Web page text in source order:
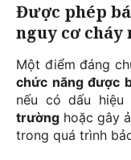
Được phép
nguy cơ cháy
Một điểm đáng
chức năng được
nếu có dấu hiệu
trường hoặc gây
trong quá trình